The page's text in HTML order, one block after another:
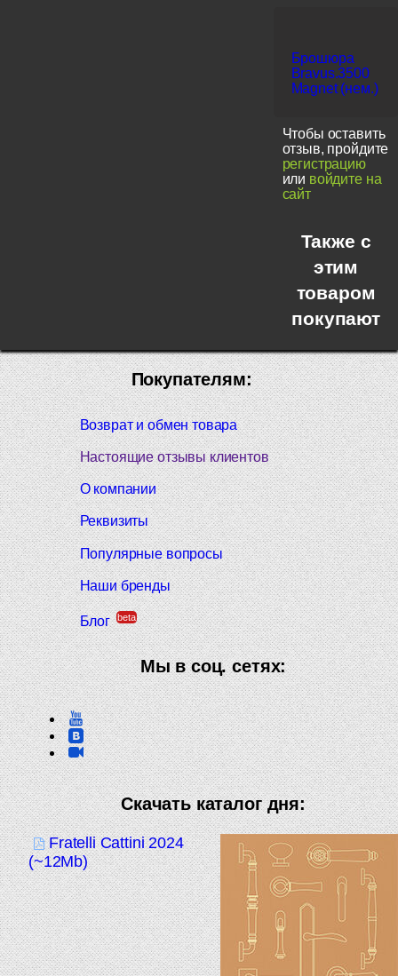
Брошюра
Bravus.3500
Magnet (нем.)
Чтобы оставить
отзыв, пройдите
регистрацию
или войдите на
сайт
Также с
этим
товаром
покупают
Покупателям:
Возврат и обмен товара
Настоящие отзывы клиентов
О компании
Реквизиты
Популярные вопросы
Наши бренды
Блог beta
Мы в соц. сетях:
Скачать каталог дня:
Fratelli Cattini 2024
(~12Mb)